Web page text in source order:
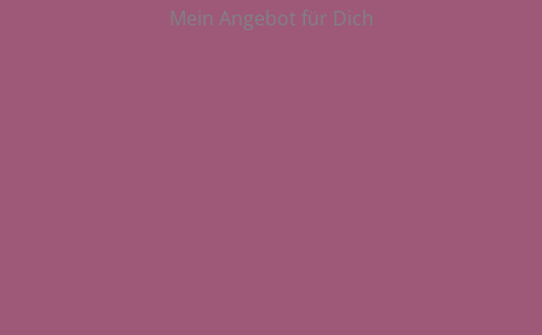
Mein Angebot für Dich